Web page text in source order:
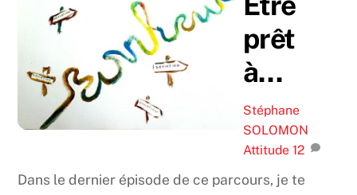
prêt
à…
Stéphane
SOLOMON
Attitude 12
Dans le dernier épisode de ce parcours, je te